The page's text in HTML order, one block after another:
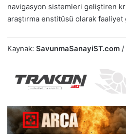
navigasyon sistemleri geliştiren
araştırma enstitüsü olarak
Kaynak: SavunmaSanayiST.com /